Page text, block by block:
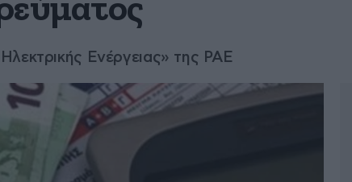
Ενέργειας» της ΡΑΕ